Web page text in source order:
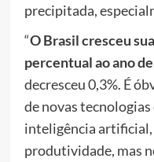
precipitada,
“O Brasil cresceu
percentual ao ano
decresceu 0,3%. É
de novas tecnologias
inteligência
produtividade, mas